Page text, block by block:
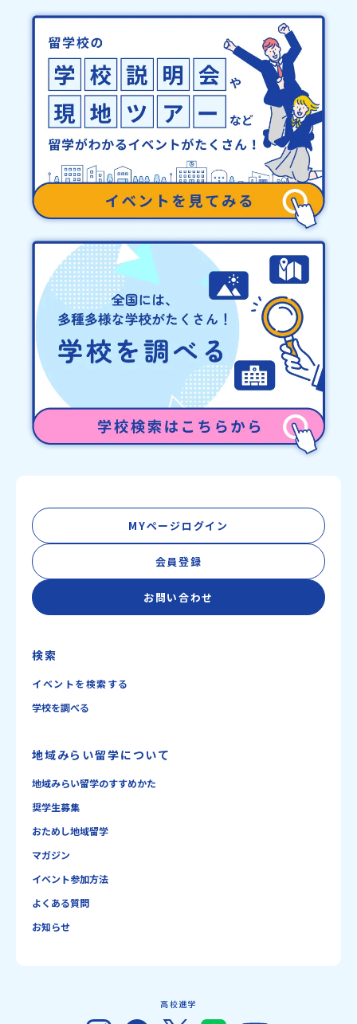
MYページログイン
会員登録
お問い合わせ
検索
イベントを検索する
学校を調べる
地域みらい留学について
地域みらい留学のすすめかた
奨学生募集
おためし地域留学
マガジン
イベント参加方法
よくある質問
お知らせ
高校進学